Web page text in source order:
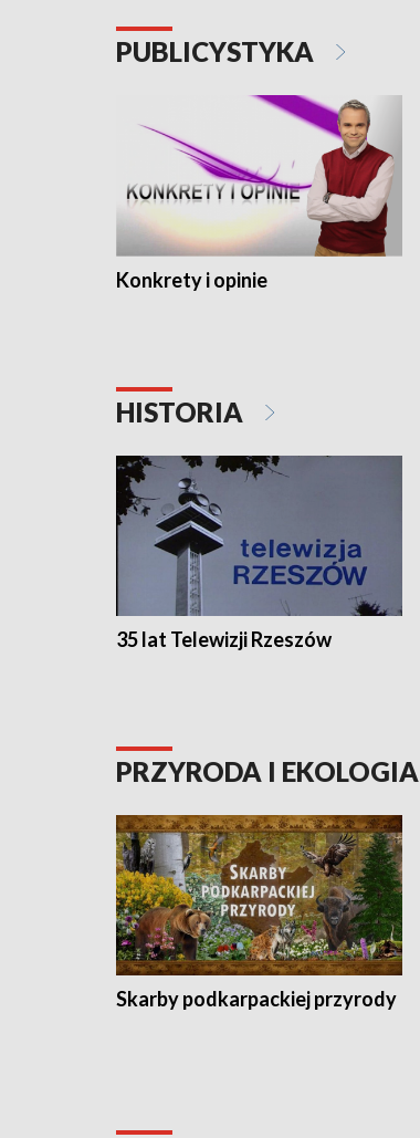
PUBLICYSTYKA
Konkrety i opinie
HISTORIA
35 lat Telewizji Rzeszów
PRZYRODA I EKOLOGIA
Skarby podkarpackiej przyrody